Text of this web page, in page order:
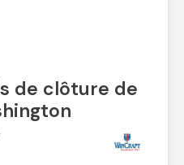
de clôture de